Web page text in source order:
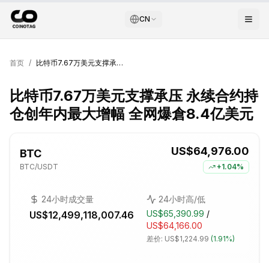
CN
首页 / 比特币7.67万美元支撑承压 永续合约持仓创年内最大增幅 全网爆倉8.4亿美元
比特币7.67万美元支撑承压 永续合约持
仓创年内最大增幅 全网爆倉8.4亿美元
BTC
BTC/USDT
US$64,976.00
+1.04%
24小时成交量
US$12,499,118,007.46
24小时高/低
US$65,390.99 /
US$64,166.00
差价: US$1,224.99 (1.91%)